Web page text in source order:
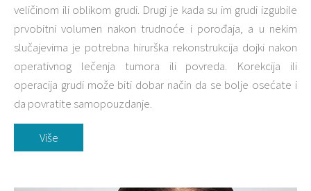
veličinom ili oblikom grudi. Drugi je kada su im grudi izgubile
prvobitni volumen nakon trudnoće i porođaja, a u nekim
slučajevima je potrebna hirurška rekonstrukcija dojki nakon
operativnog lečenja tumora ili povreda. Korekcija ili
operacija grudi može biti dobar način da se bolje osećate i
da povratite samopouzdanje.
Više